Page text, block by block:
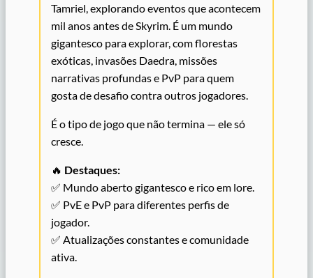
Tamriel, explorando eventos que acontecem
mil anos antes de Skyrim. É um mundo
gigantesco para explorar, com florestas
exóticas, invasões Daedra, missões
narrativas profundas e PvP para quem
gosta de desafio contra outros jogadores.
É o tipo de jogo que não termina — ele só
cresce.
🔥 Destaques:
✅ Mundo aberto gigantesco e rico em lore.
✅ PvE e PvP para diferentes perfis de
jogador.
✅ Atualizações constantes e comunidade
ativa.